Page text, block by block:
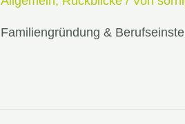
Familiengründung &